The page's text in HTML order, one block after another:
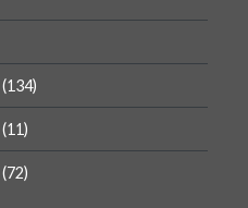
(134)
(11)
(72)